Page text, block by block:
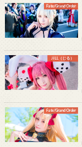
Fate/Grand Order
JILL（じる）
Fate/Grand Order